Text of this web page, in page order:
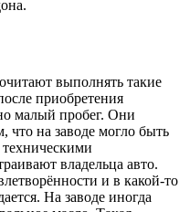
выполнять такие
приобретения
малый пробег. Они
что на заводе могло быть
владельца авто.
и в какой-то
На заводе иногда